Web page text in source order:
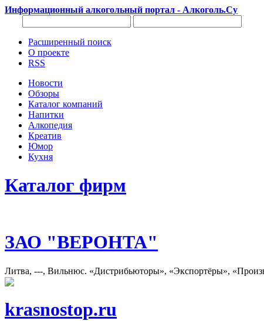
Информационный алкогольный портал - Алкоголь.Су
Расширенный поиск
О проекте
RSS
Новости
Обзоры
Каталог компаний
Напитки
Алкопедия
Креатив
Юмор
Кухня
Каталог фирм
ЗАО "ВЕРОНТА"
Литва, ---, Вильнюс. «Дистрибьюторы», «Экспортёры»,
krasnostop.ru